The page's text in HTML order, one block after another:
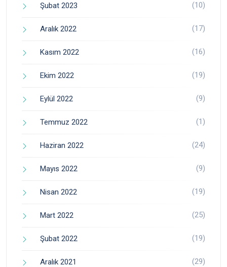
Şubat 2023 (10)
Aralık 2022 (17)
Kasım 2022 (16)
Ekim 2022 (19)
Eylül 2022 (9)
Temmuz 2022 (1)
Haziran 2022 (24)
Mayıs 2022 (9)
Nisan 2022 (19)
Mart 2022 (25)
Şubat 2022 (19)
Aralık 2021 (29)